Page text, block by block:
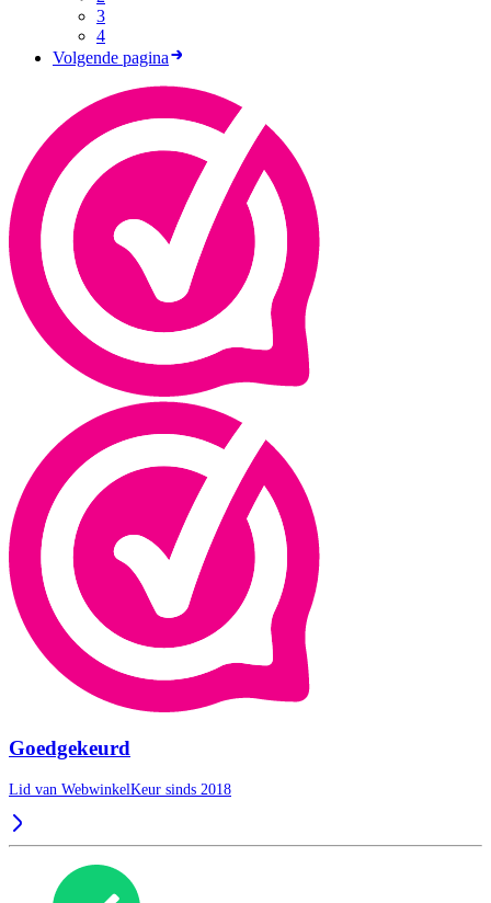
3
4
Volgende pagina
Goedgekeurd
Lid van WebwinkelKeur sinds 2018